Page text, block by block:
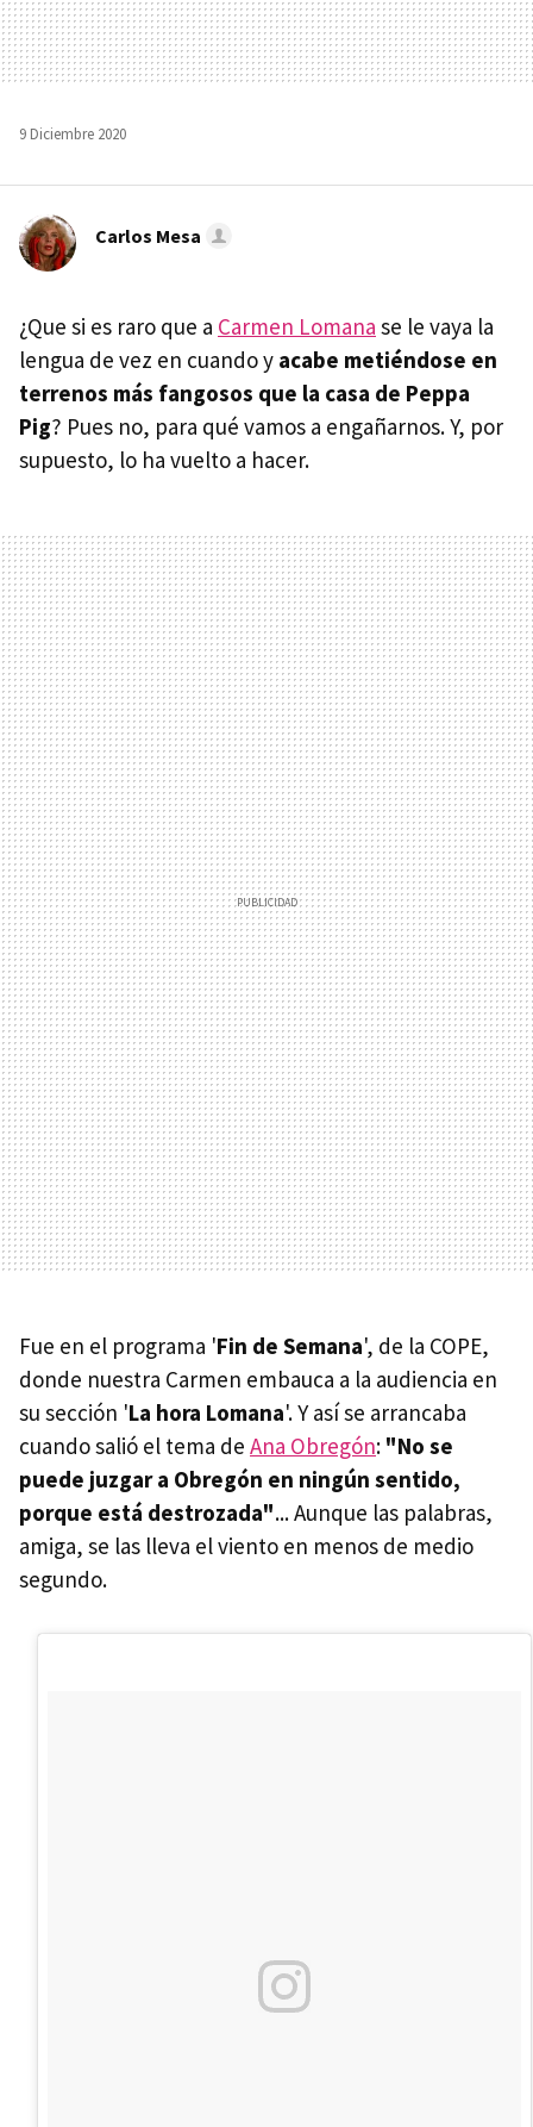
9 Diciembre 2020
Carlos Mesa
¿Que si es raro que a Carmen Lomana se le vaya la
lengua de vez en cuando y acabe metiéndose en
terrenos más fangosos que la casa de Peppa
Pig? Pues no, para qué vamos a engañarnos. Y, por
supuesto, lo ha vuelto a hacer.
Fue en el programa 'Fin de Semana', de la COPE,
donde nuestra Carmen embauca a la audiencia en
su sección 'La hora Lomana'. Y así se arrancaba
cuando salió el tema de Ana Obregón: "No se
puede juzgar a Obregón en ningún sentido,
porque está destrozada"... Aunque las palabras,
amiga, se las lleva el viento en menos de medio
segundo.